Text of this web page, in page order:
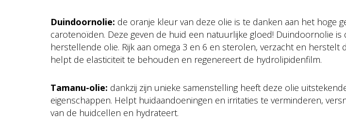
Duindoornolie: de oranje kleur van deze olie is te danken aan het hoge
carotenoïden. Deze geven de huid een natuurlijke gloed! Duindoornolie is
herstellende olie. Rijk aan omega 3 en 6 en sterolen, verzacht en herstelt
helpt de elasticiteit te behouden en regenereert de hydrolipidenfilm.
Tamanu-olie: dankzij zijn unieke samenstelling heeft deze olie
eigenschappen. Helpt huidaandoeningen en irritaties te verminderen,
van de huidcellen en hydrateert.